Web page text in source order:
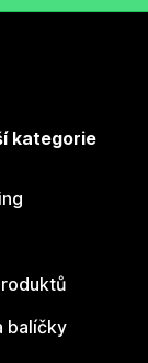
kategorie
balíčky